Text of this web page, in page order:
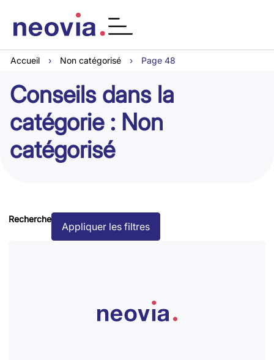
Accueil › Non catégorisé › Page 48
Conseils dans la
catégorie : Non
catégorisé
Recherche
Appliquer les filtres